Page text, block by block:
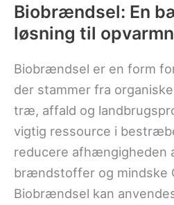
Biobrændsel: En
løsning til
Biobrændsel er en form
der stammer fra
træ, affald og
vigtig ressource i
reducere afhængigheden
brændstoffer og mindske
Biobrændsel kan